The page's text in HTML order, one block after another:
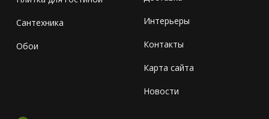
Сантехника
Обои
Интерьеры
Контакты
Карта сайта
Новости